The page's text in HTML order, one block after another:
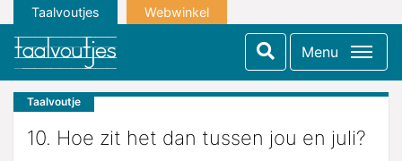
Taalvoutjes Webwinkel
Menu
Taalvoutje
10. Hoe zit het dan tussen jou en juli?